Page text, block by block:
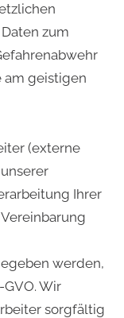
zum
am geistigen
(externe
Ihrer
werden,
Wir
sorgfältig